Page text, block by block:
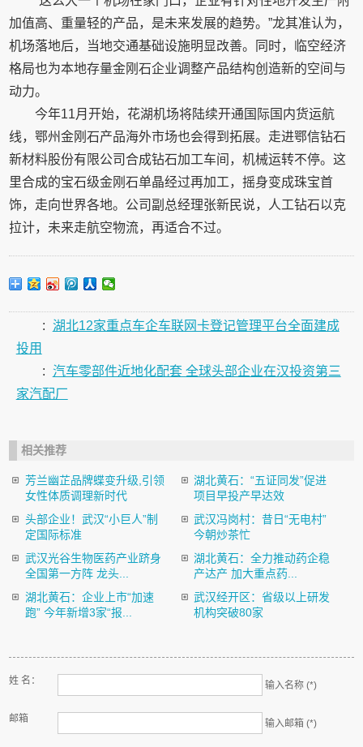
加值高、重量轻的产品，是未来发展的趋势。”龙其准认为，
机场落地后，当地交通基础设施明显改善。同时，临空经济
格局也为本地存量金刚石企业调整产品结构创造新的空间与
动力。
今年11月开始，花湖机场将陆续开通国际国内货运航
线，鄂州金刚石产品海外市场也会得到拓展。走进鄂信钻石
新材料股份有限公司合成钻石加工车间，机械运转不停。这
里合成的宝石级金刚石单晶经过再加工，摇身变成珠宝首
饰，走向世界各地。公司副总经理张新民说，人工钻石以克
拉计，未来走航空物流，再适合不过。
: 湖北12家重点车企车联网卡登记管理平台全面建成
投用
: 汽车零部件近地化配套 全球头部企业在汉投资第三
家汽配厂
相关推荐
芳兰幽芷品牌蝶变升级,引领
女性体质调理新时代
湖北黄石：“五证同发”促进
项目早投产早达效
头部企业！武汉“小巨人”制
定国际标准
武汉冯岗村：昔日“无电村”
今朝炒茶忙
武汉光谷生物医药产业跻身
全国第一方阵 龙头...
湖北黄石：全力推动药企稳
产达产 加大重点药...
湖北黄石：企业上市“加速
跑” 今年新增3家“报...
武汉经开区：省级以上研发
机构突破80家
姓 名： 输入名称 (*)
邮箱 输入邮箱 (*)